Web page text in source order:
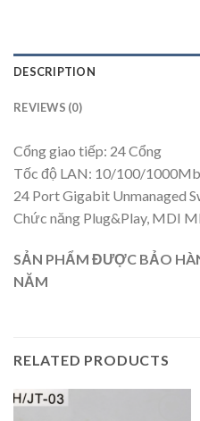
DESCRIPTION
REVIEWS (0)
Cổng giao tiếp: 24 Cổng
Tốc độ LAN: 10/100/
24 Port Gigabit Unmanaged
Chức năng Plug&Play, MDI
SẢN PHẨM ĐƯỢC BẢO
NĂM
RELATED PRODUCTS